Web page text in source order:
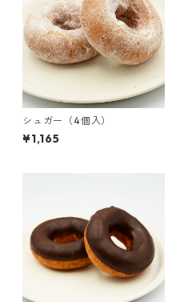
シュガー（4個入）
¥1,165